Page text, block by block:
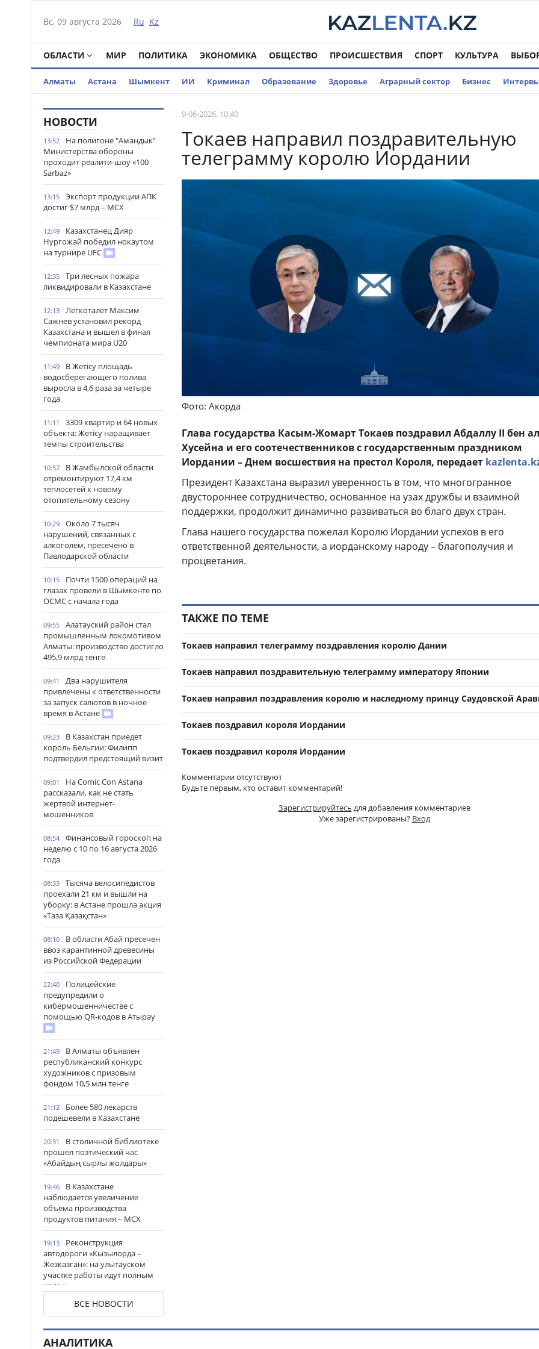
Вс, 09 августа 2026 Ru Kz
ОБЛАСТИ МИР ПОЛИТИКА ЭКОНОМИКА ОБЩЕСТВО ПРОИСШЕСТВИЯ СПОРТ КУЛЬТУРА
Алматы Астана Шымкент ИИ Криминал Образование Здоровье Аграрный сектор Бизнес
НОВОСТИ
13:52
На полигоне "Амандык"
Министерства обороны
проходит реалити-шоу «100
Sarbaz»
13:15
Экспорт продукции АПК
достиг $7 млрд – МСХ
12:49
Казахстанец Дияр
Нургожай победил нокаутом
на турнире UFC
12:35
Три лесных пожара
ликвидировали в Казахстане
12:13
Легкоталет Максим
Сажнев установил рекорд
Казахстана и вышел в финал
чемпионата мира U20
11:49
В Жетісу площадь
водосберегающего полива
выросла в 4,6 раза за четыре
года
11:11
3309 квартир и 64 новых
объекта: Жетісу наращивает
темпы строительства
10:57
В Жамбылской области
отремонтируют 17,4 км
теплосетей к новому
отопительному сезону
10:29
Около 7 тысяч
нарушений, связанных с
алкоголем, пресечено в
Павлодарской области
10:15
Почти 1500 операций на
глазах провели в Шымкенте по
ОСМС с начала года
09:55
Алатауский район стал
промышленным локомотивом
Алматы: производство достигло
495,9 млрд тенге
09:41
Два нарушителя
привлечены к ответственности
за запуск салютов в ночное
время в Астане
09:23
В Казахстан приедет
король Бельгии: Филипп
подтвердил предстоящий визит
09:01
На Comic Con Astana
рассказали, как не стать
жертвой интернет-
мошенников
08:54
Финансовый гороскоп на
неделю с 10 по 16 августа 2026
года
08:33
Тысяча велосипедистов
проехали 21 км и вышли на
уборку: в Астане прошла акция
«Таза Қазақстан»
08:10
В области Абай пресечен
ввоз карантинной древесины
из Российской Федерации
22:40
Полицейские
предупредили о
кибермошенничестве с
помощью QR-кодов в Атырау
21:49
В Алматы объявлен
республиканский конкурс
художников с призовым
фондом 10,5 млн тенге
21:12
Более 580 лекарств
подешевели в Казахстане
20:31
В столичной библиотеке
прошел поэтический час
«Абайдың сырлы жолдары»
19:46
В Казахстане
наблюдается увеличение
объема производства
продуктов питания – МСХ
19:13
Реконструкция
автодороги «Кызылорда –
Жезказган»: на улытауском
участке работы идут полным
ходом
Жители Астаны получат
возможность выиграть до 600
тысяч тенге за чтение книг
ВСЕ НОВОСТИ
9-06-2026, 10:40
Токаев направил поздравительную
телеграмму королю Иордании
Фото: Акорда
Глава государства Касым-Жомарт Токаев поздравил Абдаллу II бен
Хусейна и его соотечественников с государственным праздником
Иордании – Днем восшествия на престол Короля, передает
Президент Казахстана выразил уверенность в том, что многогранное
двустороннее сотрудничество, основанное на узах дружбы и взаимной
поддержки, продолжит динамично развиваться во благо двух стран.
Глава нашего государства пожелал Королю Иордании успехов в его
ответственной деятельности, а иорданскому народу – благополучия и
процветания.
ТАКЖЕ ПО ТЕМЕ
Токаев направил телеграмму поздравления королю Дании
Токаев направил поздравительную телеграмму императору Японии
Токаев направил поздравления королю и наследному принцу Саудовской
Токаев поздравил короля Иордании
Токаев поздравил короля Иордании
Комментарии отсутствуют
Будьте первым, кто оставит комментарий!
Зарегистрируйтесь для добавления комментариев
Уже зарегистрированы? Вход
АНАЛИТИКА